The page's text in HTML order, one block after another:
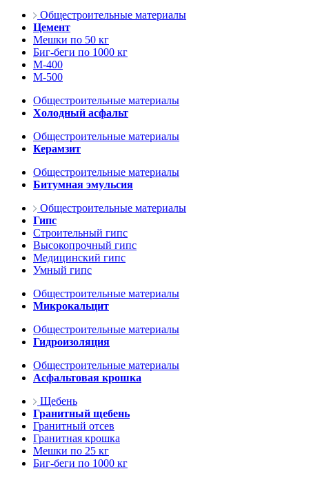
Общестроительные материалы
Цемент
Мешки по 50 кг
Биг-беги по 1000 кг
М-400
М-500
Общестроительные материалы
Холодный асфальт
Общестроительные материалы
Керамзит
Общестроительные материалы
Битумная эмульсия
Общестроительные материалы
Гипс
Строительный гипс
Высокопрочный гипс
Медицинский гипс
Умный гипс
Общестроительные материалы
Микрокальцит
Общестроительные материалы
Гидроизоляция
Общестроительные материалы
Асфальтовая крошка
Щебень
Гранитный щебень
Гранитный отсев
Гранитная крошка
Мешки по 25 кг
Биг-беги по 1000 кг